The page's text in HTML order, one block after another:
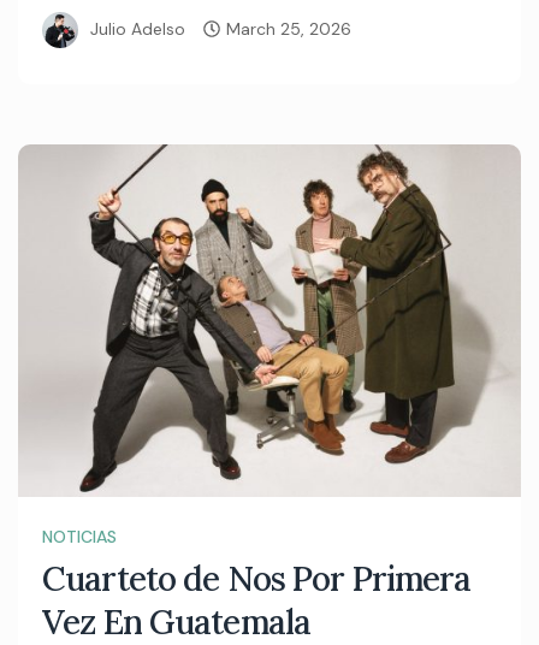
Julio Adelso March 25, 2026
NOTICIAS
Cuarteto de Nos Por Primera
Vez En Guatemala